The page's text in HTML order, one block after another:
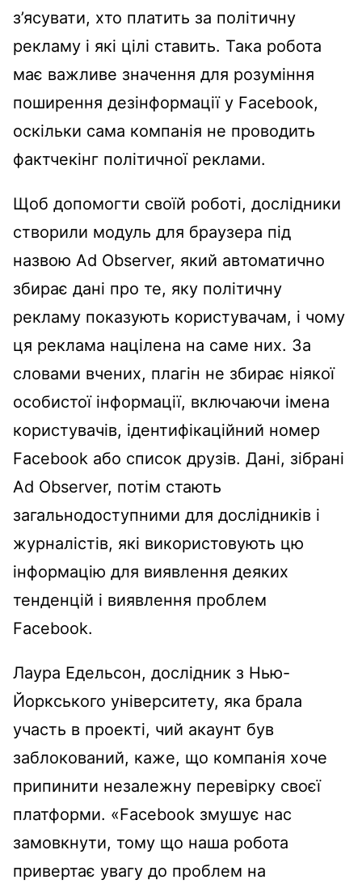
з’ясувати, хто платить за політичну
рекламу і які цілі ставить. Така робота
має важливе значення для розуміння
поширення дезінформації у Facebook,
оскільки сама компанія не проводить
фактчекінг політичної реклами.
Щоб допомогти своїй роботі, дослідники
створили модуль для браузера під
назвою Ad Observer, який автоматично
збирає дані про те, яку політичну
рекламу показують користувачам, і чому
ця реклама націлена на саме них. За
словами вчених, плагін не збирає ніякої
особистої інформації, включаючи імена
користувачів, ідентифікаційний номер
Facebook або список друзів. Дані, зібрані
Ad Observer, потім стають
загальнодоступними для дослідників і
журналістів, які використовують цю
інформацію для виявлення деяких
тенденцій і виявлення проблем
Facebook.
Лаура Едельсон, дослідник з Нью-
Йоркського університету, яка брала
участь в проекті, чий акаунт був
заблокований, каже, що компанія хоче
припинити незалежну перевірку своєї
платформи. «Facebook змушує нас
замовкнути, тому що наша робота
привертає увагу до проблем на